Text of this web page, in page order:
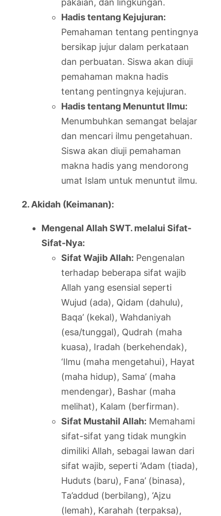
pakaian, dan lingkungan.
Hadis tentang Kejujuran:
Pemahaman tentang pentingnya
bersikap jujur dalam perkataan
dan perbuatan. Siswa akan diuji
pemahaman makna hadis
tentang pentingnya kejujuran.
Hadis tentang Menuntut Ilmu:
Menumbuhkan semangat belajar
dan mencari ilmu pengetahuan.
Siswa akan diuji pemahaman
makna hadis yang mendorong
umat Islam untuk menuntut ilmu.
2. Akidah (Keimanan):
Mengenal Allah SWT. melalui Sifat-
Sifat-Nya:
Sifat Wajib Allah: Pengenalan
terhadap beberapa sifat wajib
Allah yang esensial seperti
Wujud (ada), Qidam (dahulu),
Baqa’ (kekal), Wahdaniyah
(esa/tunggal), Qudrah (maha
kuasa), Iradah (berkehendak),
‘Ilmu (maha mengetahui), Hayat
(maha hidup), Sama’ (maha
mendengar), Bashar (maha
melihat), Kalam (berfirman).
Sifat Mustahil Allah: Memahami
sifat-sifat yang tidak mungkin
dimiliki Allah, sebagai lawan dari
sifat wajib, seperti ‘Adam (tiada),
Huduts (baru), Fana’ (binasa),
Ta’addud (berbilang), ‘Ajzu
(lemah), Karahah (terpaksa),